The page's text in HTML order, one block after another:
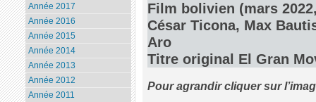
Film bolivien (mars
César Ticona, Max
Aro
Titre original El Gran
Pour agrandir cliquer sur
Année 2017
Année 2016
Année 2015
Année 2014
Année 2013
Année 2012
Année 2011